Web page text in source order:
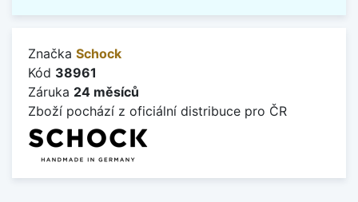
Značka Schock
Kód 38961
Záruka 24 měsíců
Zboží pochází z oficiální distribuce pro ČR